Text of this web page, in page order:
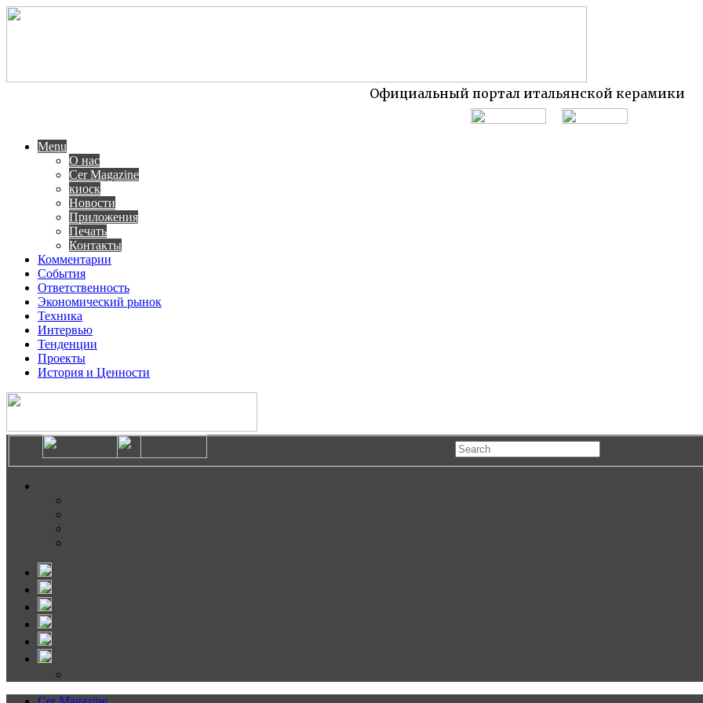
Официальный портал итальянской керамики
Menu
О нас
Cer Magazine
киоск
Новости
Приложения
Печать
Контакты
Комментарии
События
Ответственность
Экономический рынок
Техника
Интервью
Тенденции
Проекты
История и Ценности